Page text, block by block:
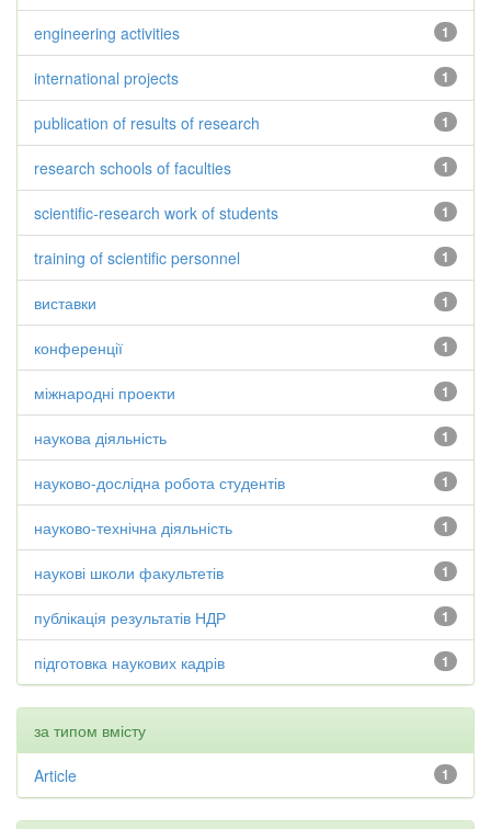
1
engineering activities
1
international projects
1
publication of results of research
1
research schools of faculties
1
scientific-research work of students
1
training of scientific personnel
1
виставки
1
конференції
1
міжнародні проекти
1
наукова діяльність
1
науково-дослідна робота студентів
1
науково-технічна діяльність
1
наукові школи факультетів
1
публікація результатів НДР
1
підготовка наукових кадрів
за типом вмісту
1
Article